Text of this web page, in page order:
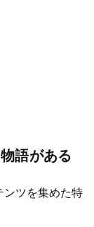
語がある
ンツを集めた特